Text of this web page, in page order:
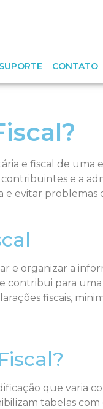
SUPORTE CONTATO
e fiscal de uma
e a
evitar problemas
e organizar a
contribui para
fiscais,
que varia
tabelas